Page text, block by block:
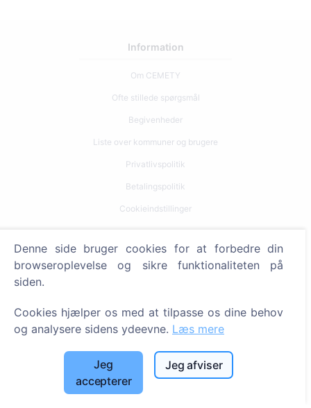
Information
Om CEMETY
Ofte stillede spørgsmål
Begivenheder
Liste over kommuner og brugere
Privatlivspolitik
Betalingspolitik
Cookieindstillinger
Søg efter afdøde
Tjenester
Kontakt
SIA "CEMETY", LV40103618951
Denne side bruger cookies for at forbedre din
browseroplevelse og sikre funktionaliteten på
siden.
Cookies hjælper os med at tilpasse os dine behov
og analysere sidens ydeevne. Læs mere
Jeg
accepterer
Jeg afviser